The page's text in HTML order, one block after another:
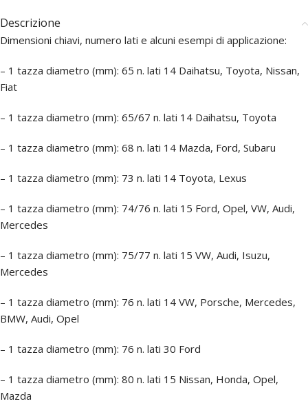
Descrizione
Dimensioni chiavi, numero lati e alcuni esempi di applicazione:
– 1 tazza diametro (mm): 65 n. lati 14 Daihatsu, Toyota, Nissan,
Fiat
– 1 tazza diametro (mm): 65/67 n. lati 14 Daihatsu, Toyota
– 1 tazza diametro (mm): 68 n. lati 14 Mazda, Ford, Subaru
– 1 tazza diametro (mm): 73 n. lati 14 Toyota, Lexus
– 1 tazza diametro (mm): 74/76 n. lati 15 Ford, Opel, VW, Audi,
Mercedes
– 1 tazza diametro (mm): 75/77 n. lati 15 VW, Audi, Isuzu,
Mercedes
– 1 tazza diametro (mm): 76 n. lati 14 VW, Porsche, Mercedes,
BMW, Audi, Opel
– 1 tazza diametro (mm): 76 n. lati 30 Ford
– 1 tazza diametro (mm): 80 n. lati 15 Nissan, Honda, Opel,
Mazda